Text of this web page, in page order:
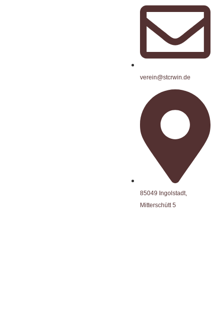
verein@stcrwin.de
85049 Ingolstadt,
Mitterschütt 5